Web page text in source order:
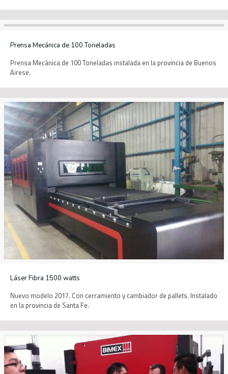
Prensa Mecánica de 100 Toneladas
Prensa Mecánica de 100 Toneladas instalada en la provincia de Buenos
Airese.
Láser Fibra 1500 watts
Nuevo modelo 2017. Con cerramiento y cambiador de pallets. Instalado
en la provincia de Santa Fe.